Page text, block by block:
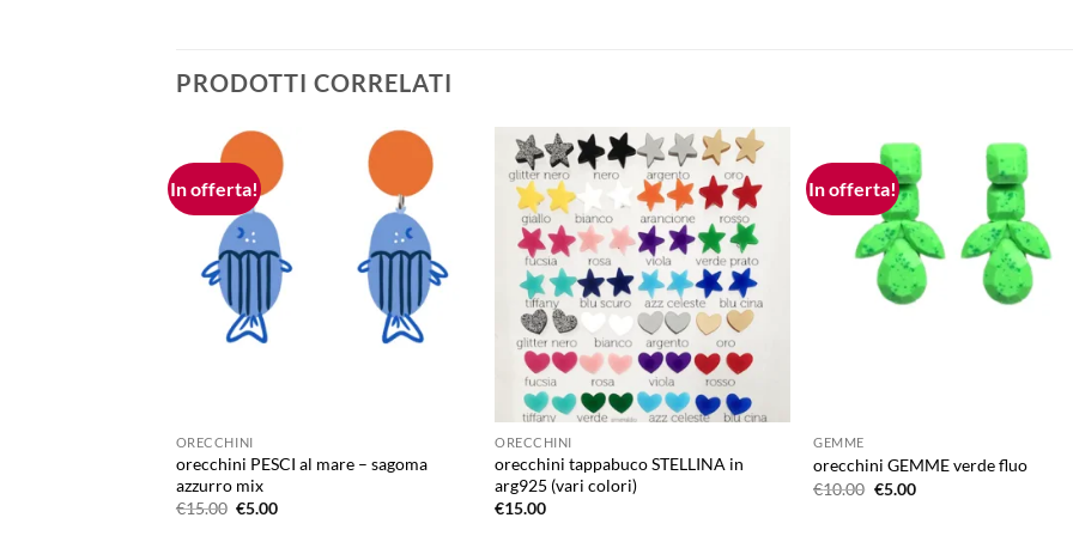
PRODOTTI CORRELATI
In offerta!
Aggiungi
alla lista
dei
desideri
ORECCHINI
orecchini PESCI al mare – sagoma
azzurro mix
€15.00 Il
€5.00Il
Aggiungi
alla lista
dei
desideri
ORECCHINI
orecchini tappabuco STELLINA in
arg925 (vari colori)
€15.00
In offerta!
GEMME
orecchini GEMME verde fluo
€10.00 Il
€5.00Il